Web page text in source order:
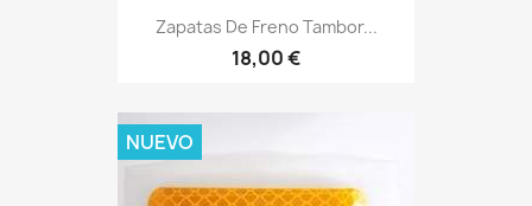
Zapatas De Freno Tambor...
18,00 €
NUEVO